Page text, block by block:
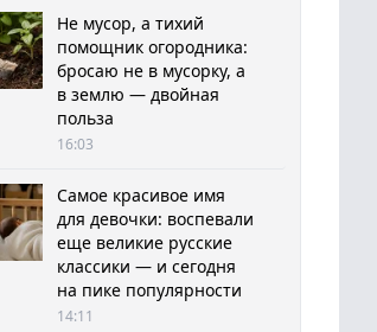
Не мусор, а тихий
помощник огородника:
бросаю не в мусорку, а
в землю — двойная
польза
16:03
Самое красивое имя
для девочки: воспевали
еще великие русские
классики — и сегодня
на пике популярности
14:11